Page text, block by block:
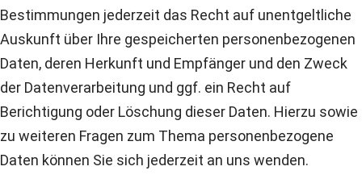
Bestimmungen jederzeit das Recht auf unentgeltliche
Auskunft über Ihre gespeicherten personenbezogenen
Daten, deren Herkunft und Empfänger und den Zweck
der Datenverarbeitung und ggf. ein Recht auf
Berichtigung oder Löschung dieser Daten. Hierzu sowie
zu weiteren Fragen zum Thema personenbezogene
Daten können Sie sich jederzeit an uns wenden.